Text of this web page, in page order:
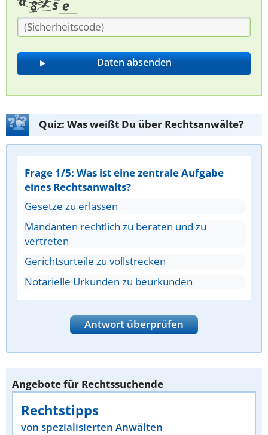
Quiz: Was weißt Du über Rechtsanwälte?
Frage 1/5: Was ist eine zentrale Aufgabe
eines Rechtsanwalts?
Gesetze zu erlassen
Mandanten rechtlich zu beraten und zu
vertreten
Gerichtsurteile zu vollstrecken
Notarielle Urkunden zu beurkunden
Antwort überprüfen
Angebote für Rechtssuchende
Rechtstipps
von spezialisierten Anwälten